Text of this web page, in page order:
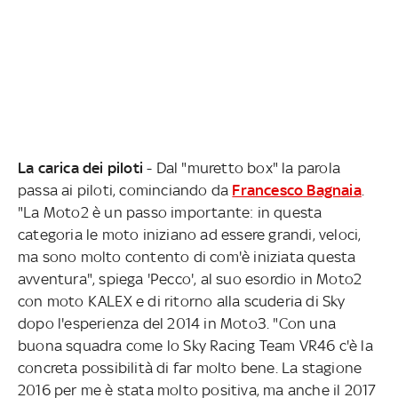
La carica dei piloti - Dal "muretto box" la parola
passa ai piloti, cominciando da Francesco Bagnaia.
"La Moto2 è un passo importante: in questa
categoria le moto iniziano ad essere grandi, veloci,
ma sono molto contento di com'è iniziata questa
avventura", spiega 'Pecco', al suo esordio in Moto2
con moto KALEX e di ritorno alla scuderia di Sky
dopo l'esperienza del 2014 in Moto3. "Con una
buona squadra come lo Sky Racing Team VR46 c'è la
concreta possibilità di far molto bene. La stagione
2016 per me è stata molto positiva, ma anche il 2017